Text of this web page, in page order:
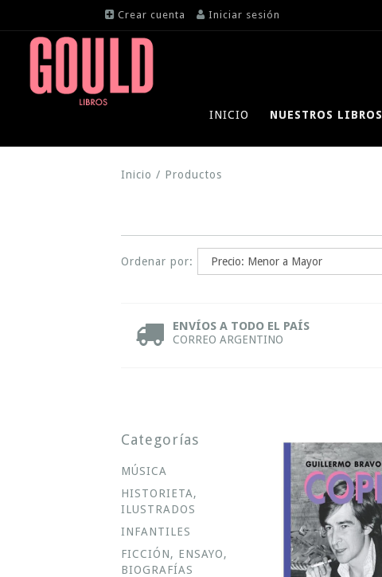
Crear cuenta Iniciar sesión
INICIO NUESTROS LIBROS
Inicio / Productos
Ordenar por:
ENVÍOS A TODO EL PAÍS
CORREO ARGENTINO
Categorías
MÚSICA
HISTORIETA,
ILUSTRADOS
INFANTILES
FICCIÓN, ENSAYO,
BIOGRAFÍAS